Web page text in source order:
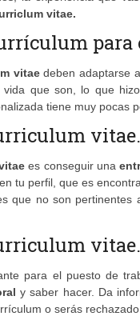
vitae.
para
vitaedeben adaptarse
que son, lo que
tiene muy pocas
es conseguir una
tu perfil, que es
que no son
para el puesto de
y saber hacer. Da
o serás